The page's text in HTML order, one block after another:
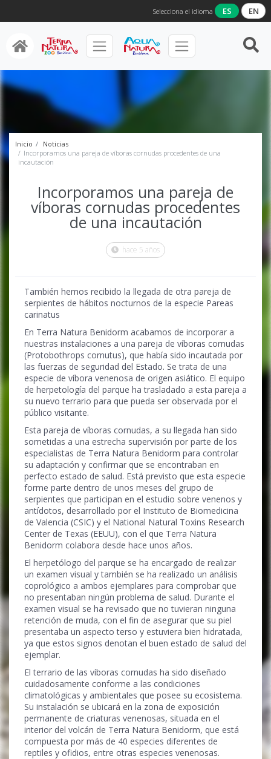
Selecciona el idioma ES EN
Inicio
Noticias
Incorporamos una pareja de víboras cornudas procedentes de una
incautación
Incorporamos una pareja de
víboras cornudas procedentes
de una incautación
hace 5 años
También hemos recibido la llegada de otra pareja de
serpientes de hábitos nocturnos de la especie Pareas
carinatus
En Terra Natura Benidorm acabamos de incorporar a
nuestras instalaciones a una pareja de víboras cornudas
(Protobothrops cornutus), que había sido incautada por
las fuerzas de seguridad del Estado. Se trata de una
especie de víbora venenosa de origen asiático. El equipo
de herpetología del parque ha trasladado a esta pareja a
su nuevo terrario para que pueda ser observada por el
público visitante.
Esta pareja de víboras cornudas, a su llegada han sido
sometidas a una estrecha supervisión por parte de los
especialistas de Terra Natura Benidorm para controlar
su adaptación y confirmar que se encontraban en
perfecto estado de salud. Está previsto que esta especie
forme parte dentro de unos meses del grupo de
serpientes que participan en el estudio sobre venenos y
antídotos, desarrollado por el Instituto de Biomedicina
de Valencia (CSIC) y el National Natural Toxins Research
Center de Texas (EEUU), con el que Terra Natura
Benidorm colabora desde hace unos años.
El herpetólogo del parque se ha encargado de realizar
un examen visual y también se ha realizado un análisis
coprológico a ambos ejemplares para comprobar que
no presentaban ningún problema de salud. Durante el
examen visual se ha revisado que no tuvieran ninguna
retención de muda, con el fin de asegurar que su piel
presentaba un aspecto terso y estuviera bien hidratada,
ya que estos signos denotan el buen estado de salud del
ejemplar.
El terrario de las víboras cornudas ha sido diseñado
cuidadosamente conforme a las condiciones
climatológicas y ambientales que posee su ecosistema.
Su instalación se ubicará en la zona de exposición
permanente de criaturas venenosas, situada en el
interior del volcán de Terra Natura Benidorm, que está
compuesta por más de 40 especies diferentes de
reptiles y ofidios, entre otras especies venenosas.